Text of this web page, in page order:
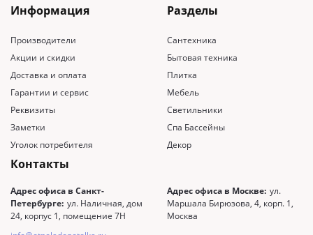
Информация
Производители
Акции и скидки
Доставка и оплата
Гарантии и сервис
Реквизиты
Заметки
Уголок потребителя
Разделы
Сантехника
Бытовая техника
Плитка
Мебель
Светильники
Спа Бассейны
Декор
Контакты
Адрес офиса в Санкт-
Петербурге: ул. Наличная, дом
24, корпус 1, помещение 7Н
Адрес офиса в Москве: ул.
Маршала Бирюзова, 4, корп. 1,
Москва